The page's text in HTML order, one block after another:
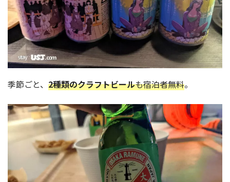
季節ごと、 2種類のクラフトビールも宿泊者無料。